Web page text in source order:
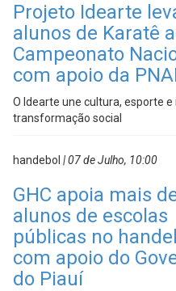
Projeto Idearte
alunos de Karatê
Campeonato
com apoio da
O Idearte une cultura, esporte
transformação social
handebol | 07 de Julho, 10:00
GHC apoia mais
alunos de escolas
públicas no
com apoio do
do Piauí